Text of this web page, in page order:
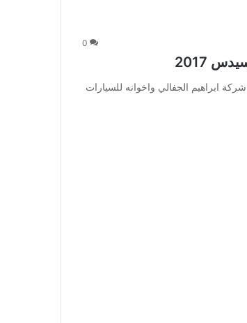
0
2017
واخوانه للسيارات مرسيدس 2017 : عروض شركة ابراهيم الجفالي واخوانه للسيارات